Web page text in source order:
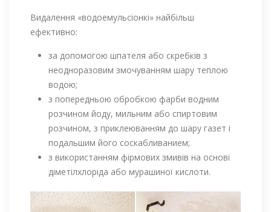
Видалення «водоемульсіонкі» найбільш
ефективно:
за допомогою шпателя або скребків з
неодноразовим змочуванням шару теплою
водою;
з попередньою обробкою фарби водним
розчином йоду, мильним або спиртовим
розчином, з приклеюванням до шару газет і
подальшим його соскабливанием;
з використанням фірмових змивів на основі
діметілхлоріда або мурашиної кислоти.